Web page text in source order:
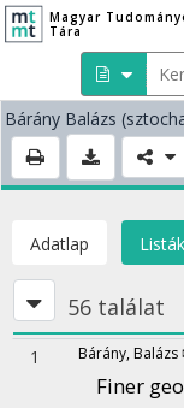
Magyar
Tára
Bárány Balázs
Adatlap Listák
56 találat
1 Bárány,
Finer